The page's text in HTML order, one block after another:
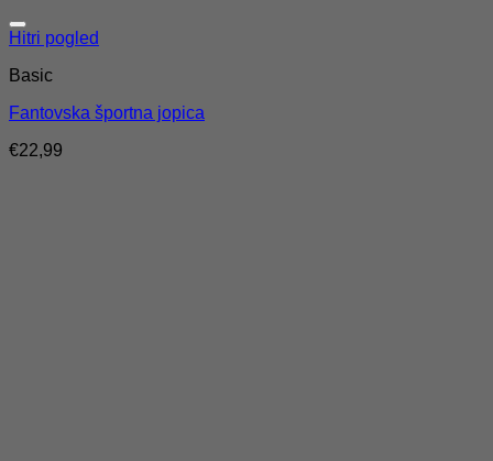
Hitri pogled
Basic
Fantovska športna jopica
€22,99